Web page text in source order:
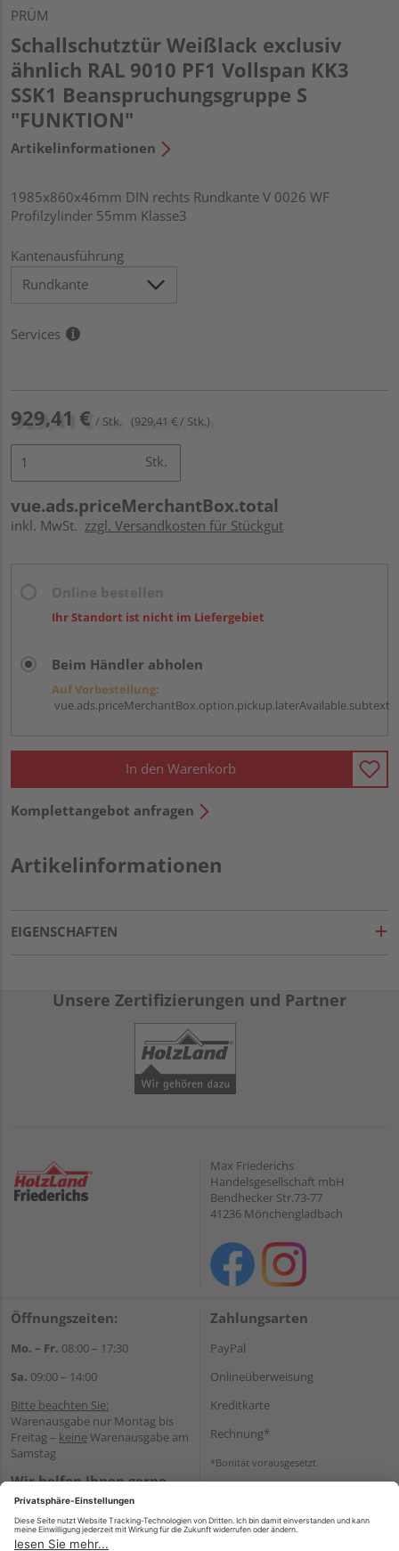
PRÜM
Schallschutztür Weißlack exclusiv
ähnlich RAL 9010 PF1 Vollspan KK3
SSK1 Beanspruchungsgruppe S
"FUNKTION"
Artikelinformationen
1985x860x46mm DIN rechts Rundkante V 0026 WF
Profilzylinder 55mm Klasse3
Kantenausführung
Services
929,41 € / Stk. (929,41 € / Stk.)
Stk.
vue.ads.priceMerchantBox.total
inkl. MwSt. zzgl. Versandkosten für Stückgut
Ihr Standort ist nicht im Liefergebiet
Beim Händler abholen
Auf Vorbestellung:
vue.ads.priceMerchantBox.option.pickup.laterAvailable.subtext
In den Warenkorb
Komplettangebot anfragen
Artikelinformationen
EIGENSCHAFTEN
Unsere Zertifizierungen und Partner
Max Friederichs
Handelsgesellschaft mbH
Bendhecker Str.73-77
41236 Mönchengladbach
Öffnungszeiten:
Mo. – Fr. 08:00 – 17:30
Sa. 09:00 – 14:00
Bitte beachten Sie:
Warenausgabe nur Montag bis
Freitag – keineWarenausgabe am
Samstag
Wir helfen Ihnen gerne
weiter
Tel.:+49 2166 9199137
E-Mail:holzland-
Zahlungsarten
PayPal
Onlineüberweisung
Kreditkarte
Rechnung*
*Bonität vorausgesetzt